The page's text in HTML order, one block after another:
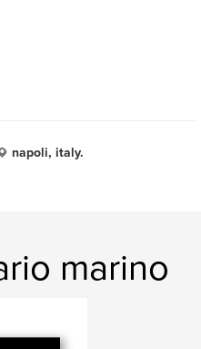
napoli, italy.
marino